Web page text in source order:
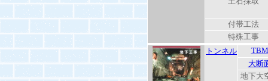
付帯工法
特殊工事
トンネル
TBM
大断
地下大